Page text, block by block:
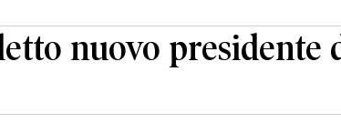
nuovo presidente